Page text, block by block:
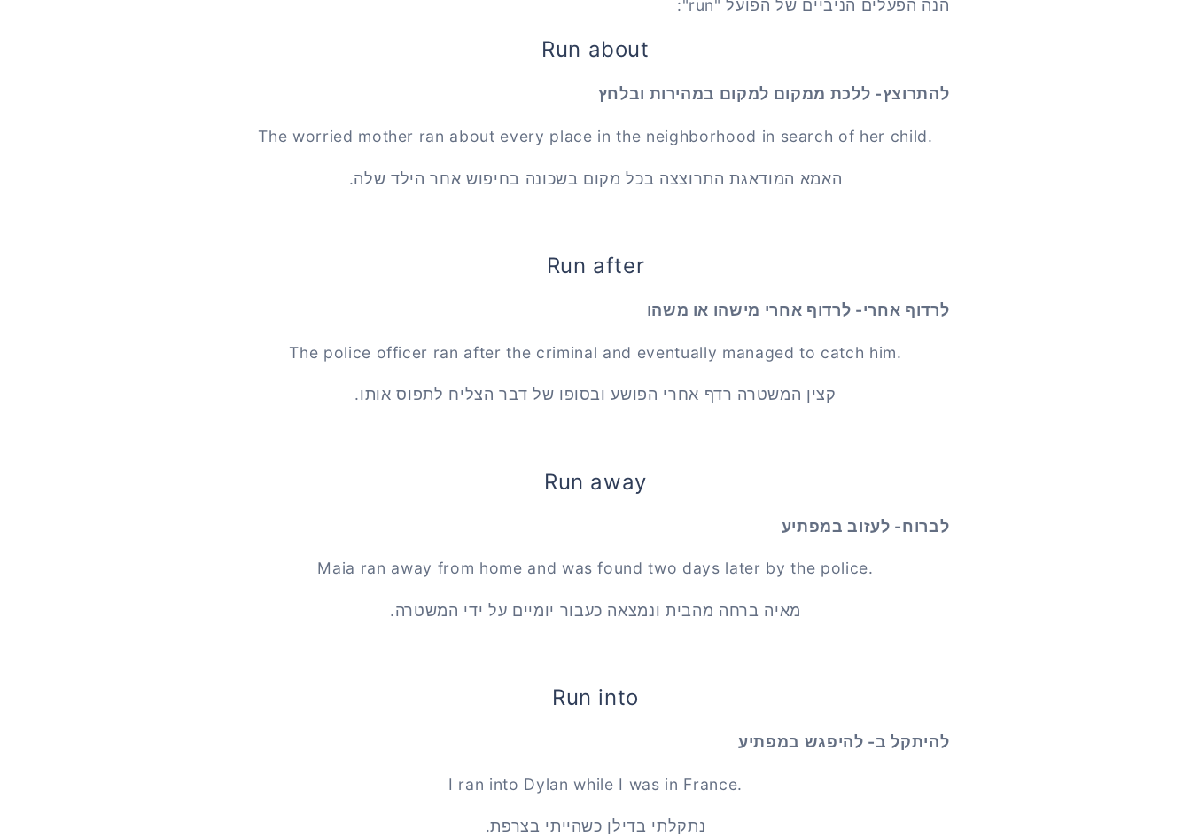
הנה הפעלים הניביים של הפועל "run":
Run about
להתרוצץ- ללכת ממקום למקום במהירות ובלחץ
The worried mother ran about every place in the neighborhood in search of her child.
האמא המודאגת התרוצצה בכל מקום בשכונה בחיפוש אחר הילד שלה.
Run after
לרדוף אחרי- לרדוף אחרי מישהו או משהו
The police officer ran after the criminal and eventually managed to catch him.
קצין המשטרה רדף אחרי הפושע ובסופו של דבר הצליח לתפוס אותו.
Run away
לברוח- לעזוב במפתיע
Maia ran away from home and was found two days later by the police.
מאיה ברחה מהבית ונמצאה כעבור יומיים על ידי המשטרה.
Run into
להיתקל ב- להיפגש במפתיע
I ran into Dylan while I was in France.
נתקלתי בדילן כשהייתי בצרפת.